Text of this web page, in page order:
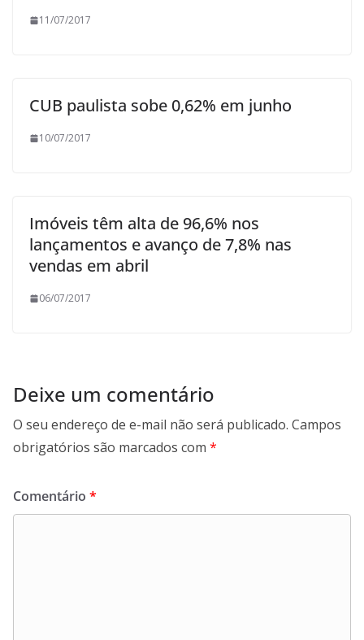
11/07/2017
CUB paulista sobe 0,62% em junho
10/07/2017
Imóveis têm alta de 96,6% nos
lançamentos e avanço de 7,8% nas
vendas em abril
06/07/2017
Deixe um comentário
O seu endereço de e-mail não será publicado. Campos
obrigatórios são marcados com *
Comentário *